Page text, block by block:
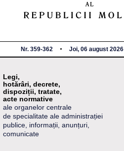
Nr. 359-362 Joi, 06 august 2026
Legi,
hotărâri, decrete,
dispoziții, tratate,
acte normative
ale organelor centrale
de specialitate ale administrației
publice, informații, anunțuri,
comunicate